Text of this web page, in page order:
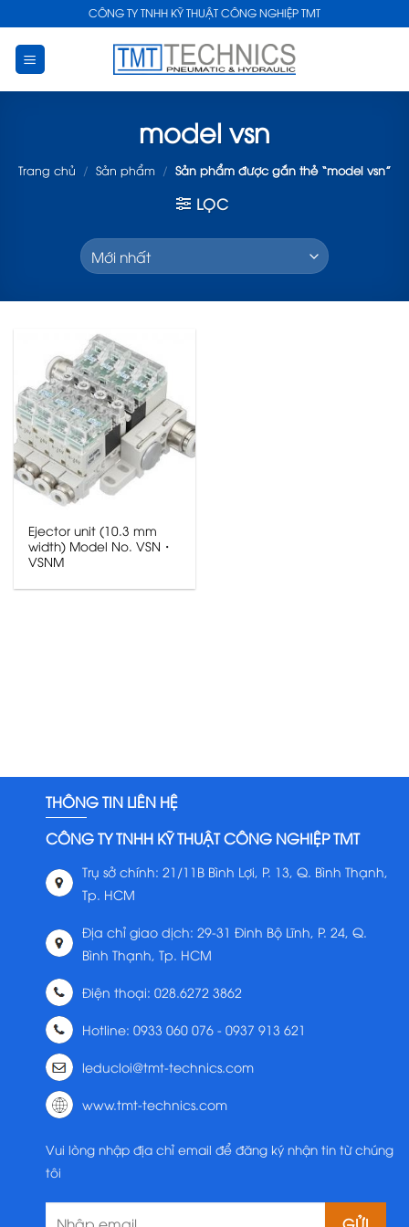
to
content
CÔNG TY TNHH KỸ THUẬT CÔNG NGHIỆP TMT
model vsn
Trang chủ / Sản phẩm / Sản phẩm được gắn thẻ “model vsn”
LỌC
Ejector unit (10.3 mm
width) Model No. VSN・
VSNM
THÔNG TIN LIÊN HỆ
CÔNG TY TNHH KỸ THUẬT CÔNG NGHIỆP TMT
Trụ sở chính: 21/11B Bình Lợi, P. 13, Q. Bình Thạnh,
Tp. HCM
Địa chỉ giao dịch: 29-31 Đinh Bộ Lĩnh, P. 24, Q.
Bình Thạnh, Tp. HCM
Điện thoại: 028.6272 3862
Hotline: 0933 060 076 - 0937 913 621
leducloi@tmt-technics.com
www.tmt-technics.com
Vui lòng nhập địa chỉ email để đăng ký nhận tin từ chúng
tôi